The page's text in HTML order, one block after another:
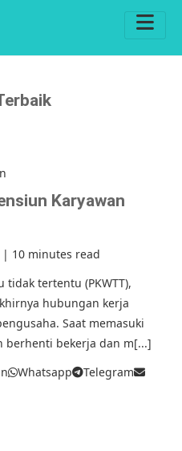
Karyawan
| 10 minutes read
tertentu (PKWTT),
hubungan kerja
Saat memasuki
berhenti bekerja dan m[...]
Whatsapp
Telegram